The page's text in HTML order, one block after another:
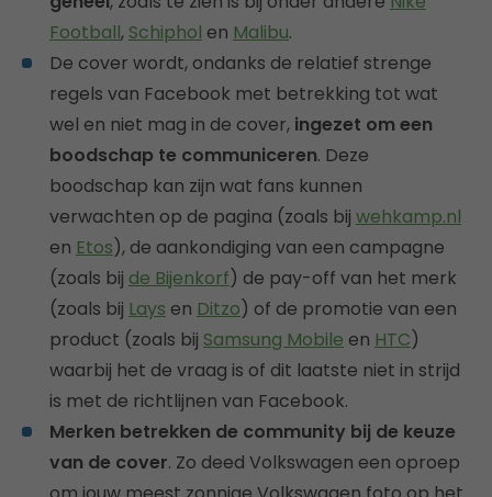
Football, Schiphol en Malibu.
De cover wordt, ondanks de relatief strenge
regels van Facebook met betrekking tot wat
wel en niet mag in de cover, ingezet om een
boodschap te communiceren. Deze
boodschap kan zijn wat fans kunnen
verwachten op de pagina (zoals bij wehkamp.nl
en Etos), de aankondiging van een campagne
(zoals bij de Bijenkorf) de pay-off van het merk
(zoals bij Lays en Ditzo) of de promotie van een
product (zoals bij Samsung Mobile en HTC)
waarbij het de vraag is of dit laatste niet in strijd
is met de richtlijnen van Facebook.
Merken betrekken de community bij de keuze
van de cover. Zo deed Volkswagen een oproep